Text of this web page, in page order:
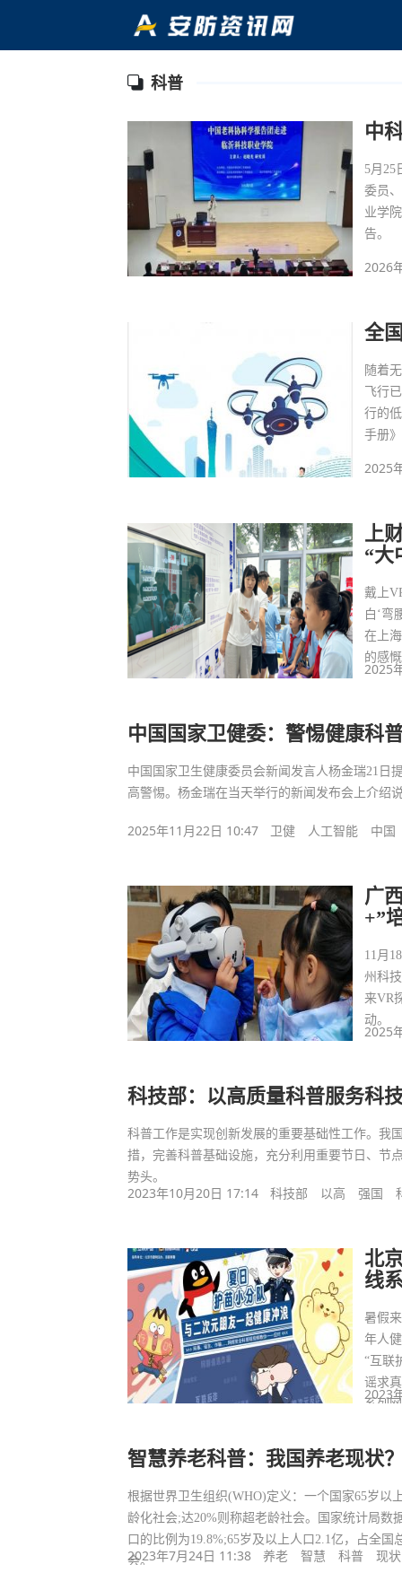
科普
中
5月25
委员
业学
告。
2026
全
随着
飞行
行的
手册
2025
上
“大
戴上
白‘弯
在上
的感
2025
中国国家卫健委：警惕健康科
中国国家卫生健康委员会新闻发言人杨金瑞21日
高警惕。杨金瑞在当天举行的新闻发布会上介绍
2025年11月22日 10:47 卫健 人工智能 中国
广
+”
11月
州科
来VR
动。
2025
科技部：以高质量科普服务科
科普工作是实现创新发展的重要基础性工作。我
措，完善科普基础设施，充分利用重要节日、节
势头。
2023年10月20日 17:14 科技部 以高 强国
北
线
暑假
年人
“互联
谣求
系列
2023
智慧养老科普：我国养老现状
根据世界卫生组织(WHO)定义：一个国家65岁以
龄化社会;达20%则称超老龄社会。国家统计局数
口的比例为19.8%;65岁及以上人口2.1亿，占全
会。
2023年7月24日 11:38 养老 智慧 科普 现状